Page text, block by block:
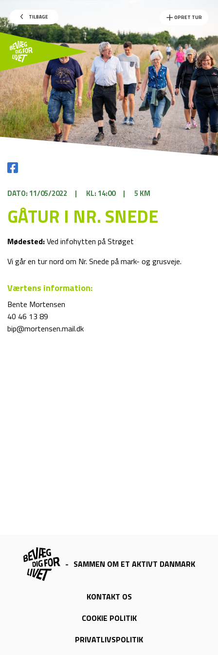
TILBAGE OPRET TUR
DATO: 11/05/2022 | KL: 14:00 | 5 KM
GÅTUR I NR. SNEDE
Mødested:Ved infohytten på Strøget
Vi går en tur nord om Nr. Snede på mark- og grusveje.
Værtens information:
Bente Mortensen
40 46 13 89
bip@mortensen.mail.dk
- SAMMEN OM ET AKTIVT DANMARK
KONTAKT OS
COOKIE POLITIK
PRIVATLIVSPOLITIK